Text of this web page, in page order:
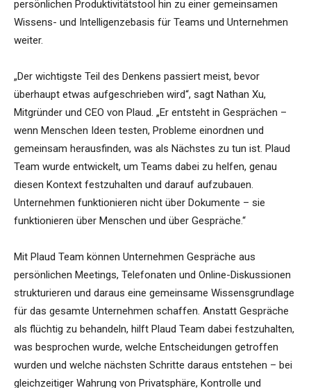
persönlichen Produktivitätstool hin zu einer gemeinsamen
Wissens- und Intelligenzebasis für Teams und Unternehmen
weiter.
„Der wichtigste Teil des Denkens passiert meist, bevor
überhaupt etwas aufgeschrieben wird“, sagt Nathan Xu,
Mitgründer und CEO von Plaud. „Er entsteht in Gesprächen –
wenn Menschen Ideen testen, Probleme einordnen und
gemeinsam herausfinden, was als Nächstes zu tun ist. Plaud
Team wurde entwickelt, um Teams dabei zu helfen, genau
diesen Kontext festzuhalten und darauf aufzubauen.
Unternehmen funktionieren nicht über Dokumente – sie
funktionieren über Menschen und über Gespräche.“
Mit Plaud Team können Unternehmen Gespräche aus
persönlichen Meetings, Telefonaten und Online-Diskussionen
strukturieren und daraus eine gemeinsame Wissensgrundlage
für das gesamte Unternehmen schaffen. Anstatt Gespräche
als flüchtig zu behandeln, hilft Plaud Team dabei festzuhalten,
was besprochen wurde, welche Entscheidungen getroffen
wurden und welche nächsten Schritte daraus entstehen – bei
gleichzeitiger Wahrung von Privatsphäre, Kontrolle und